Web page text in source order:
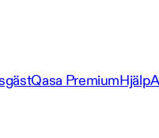
Qasa PremiumHjälp